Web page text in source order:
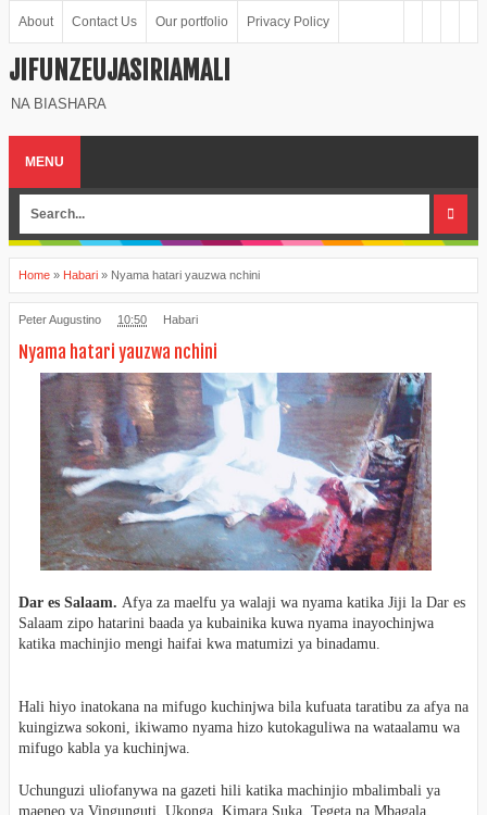
About Contact Us Our portfolio Privacy Policy
JIFUNZEUJASIRIAMALI
NA BIASHARA
MENU
Home » Habari » Nyama hatari yauzwa nchini
Peter Augustino 10:50 Habari
Nyama hatari yauzwa nchini
Dar es Salaam. Afya za maelfu ya walaji wa nyama katika Jiji la Dar es
Salaam zipo hatarini baada ya kubainika kuwa nyama inayochinjwa
katika machinjio mengi haifai kwa matumizi ya binadamu.
Hali hiyo inatokana na mifugo kuchinjwa bila kufuata taratibu za afya na
kuingizwa sokoni, ikiwamo nyama hizo kutokaguliwa na wataalamu wa
mifugo kabla ya kuchinjwa.
Uchunguzi uliofanywa na gazeti hili katika machinjio mbalimbali ya
maeneo ya Vingunguti, Ukonga, Kimara Suka, Tegeta na Mbagala,